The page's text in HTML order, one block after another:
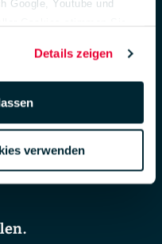
Google, Youtube und
zu. Hierbei besteht das
Behörden zu Kontroll- und
Details zeigen
verwenden
und sichern Sie sich
– wenn Sie